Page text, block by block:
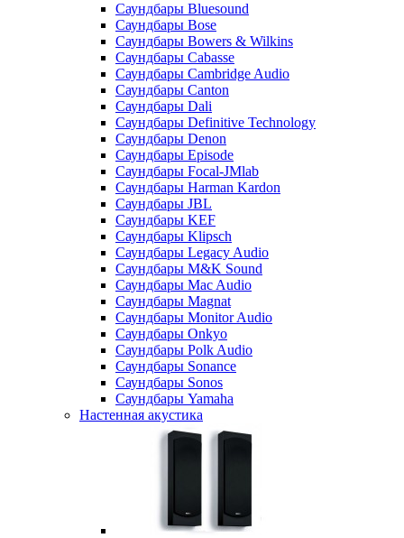
Саундбары Bluesound
Саундбары Bose
Саундбары Bowers & Wilkins
Саундбары Cabasse
Саундбары Cambridge Audio
Саундбары Canton
Саундбары Dali
Саундбары Definitive Technology
Саундбары Denon
Саундбары Episode
Саундбары Focal-JMlab
Саундбары Harman Kardon
Саундбары JBL
Саундбары KEF
Саундбары Klipsch
Саундбары Legacy Audio
Саундбары M&K Sound
Саундбары Mac Audio
Саундбары Magnat
Саундбары Monitor Audio
Саундбары Onkyo
Саундбары Polk Audio
Саундбары Sonance
Саундбары Sonos
Саундбары Yamaha
Настенная акустика